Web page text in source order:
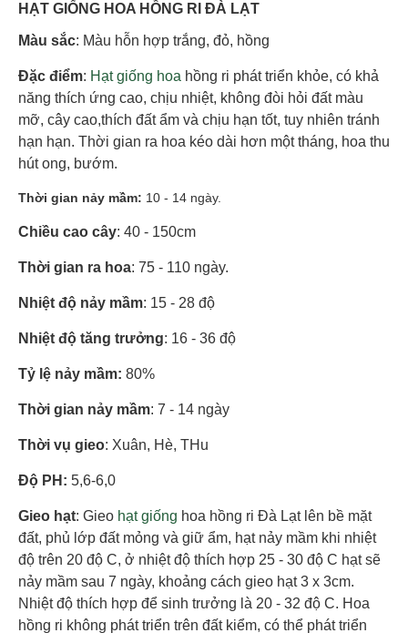
HẠT GIỐNG HOA HỒNG RI ĐÀ LẠT
Màu sắc: Màu hỗn hợp trắng, đỏ, hồng
Đặc điểm: Hạt giống hoa hồng ri phát triển khỏe, có khả
năng thích ứng cao, chịu nhiệt, không đòi hỏi đất màu
mỡ, cây cao,thích đất ẩm và chịu hạn tốt, tuy nhiên tránh
hạn hạn. Thời gian ra hoa kéo dài hơn một tháng, hoa thu
hút ong, bướm.
Thời gian nảy mầm: 10 - 14 ngày.
Chiều cao cây: 40 - 150cm
Thời gian ra hoa: 75 - 110 ngày.
Nhiệt độ nảy mầm: 15 - 28 độ
Nhiệt độ tăng trưởng: 16 - 36 độ
Tỷ lệ nảy mầm: 80%
Thời gian nảy mầm: 7 - 14 ngày
Thời vụ gieo: Xuân, Hè, THu
Độ PH: 5,6-6,0
Gieo hạt: Gieo hạt giống hoa hồng ri Đà Lạt lên bề mặt
đất, phủ lớp đất mỏng và giữ ẩm, hạt nảy mầm khi nhiệt
độ trên 20 độ C, ở nhiệt độ thích hợp 25 - 30 độ C hạt sẽ
nảy mầm sau 7 ngày, khoảng cách gieo hạt 3 x 3cm.
Nhiệt độ thích hợp để sinh trưởng là 20 - 32 độ C. Hoa
hồng ri không phát triển trên đất kiểm, có thể phát triển